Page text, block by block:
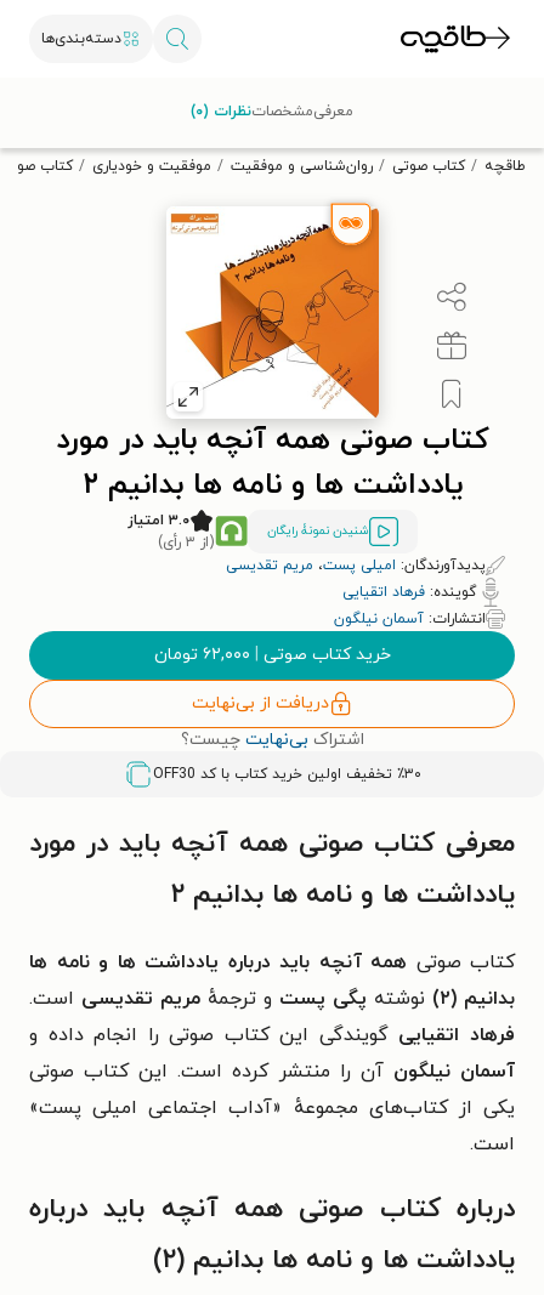
دسته‌بندی‌ها
تخفیف از طاقچه دریافت کن.
طاقچه کتاب صوتی روان‌شناسی و موفقیت موفقیت و خودیاری کتاب صوتی
کتاب صوتی همه آنچه باید در مورد
یادداشت‌ ها و نامه‌ ها بدانیم ۲
شنیدن نمونۀ رایگان
۳.۰ امتیاز
(از ۳ رأی)
پدیدآورندگان: امیلی پست، مریم تقدیسی
گوینده: فرهاد اتقیایی
انتشارات: آسمان نیلگون
خرید کتاب صوتی | ۶۲,۰۰۰ تومان
دریافت از بی‌نهایت
اشتراک بی‌نهایت چیست؟
٪۳۰ تخفیف اولین خرید کتاب با کد OFF30
معرفیمشخصاتنظرات (۰)
معرفی کتاب صوتی همه آنچه باید در مورد
یادداشت‌ ها و نامه‌ ها بدانیم ۲
کتاب صوتی همه آنچه باید درباره یادداشت ها و نامه ها
بدانیم (۲)
نوشته پگی پست و ترجمهٔ مریم تقدیسی است.
فرهاد اتقیایی گویندگی این کتاب صوتی را انجام داده و
آسمان نیلگونآن را منتشر کرده است. این کتاب صوتی
یکی از کتاب‌های مجموعهٔ «آداب اجتماعی امیلی پست»
است.
درباره کتاب صوتی همه آنچه باید درباره
یادداشت ها و نامه ها بدانیم (۲)